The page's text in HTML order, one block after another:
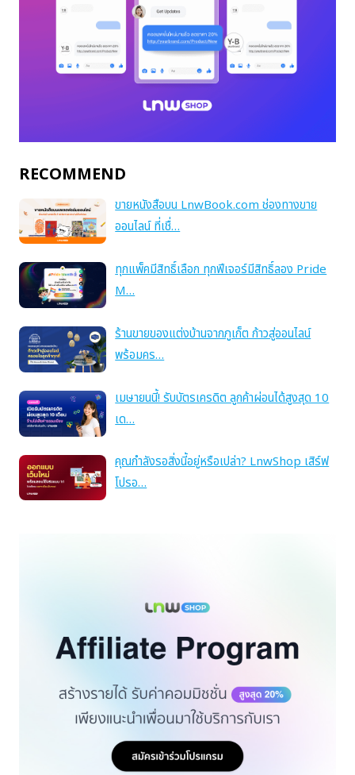
RECOMMEND
ขายหนังสือบน LnwBook.com ช่องทางขาย
ออนไลน์ ที่เชื่…
ทุกแพ็คมีสิทธิ์เลือก ทุกฟีเจอร์มีสิทธิ์ลอง Pride
M…
ร้านขายของแต่งบ้านจากภูเก็ต ก้าวสู่ออนไลน์
พร้อมคร…
เมษายนนี้! รับบัตรเครดิต ลูกค้าผ่อนได้สูงสุด 10
เด…
คุณกำลังรอสิ่งนี้อยู่หรือเปล่า? LnwShop เสิร์ฟ
โปรอ…